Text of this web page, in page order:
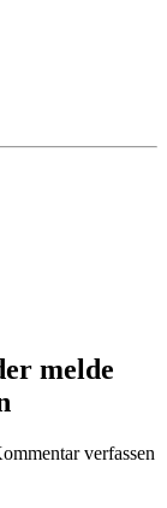
melde
verfassen